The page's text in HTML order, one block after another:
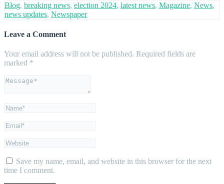
Blog, breaking news, election 2024, latest news, Magazine, News,
news updates, Newspaper
Leave a Comment
Your email address will not be published. Required fields are
marked *
Save my name, email, and website in this browser for the next
time I comment.